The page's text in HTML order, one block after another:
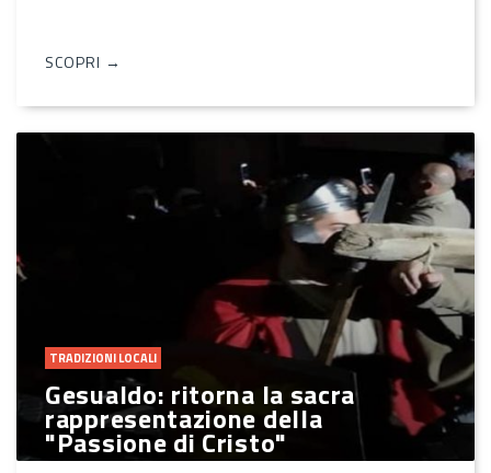
SCOPRI →
TRADIZIONI LOCALI
Gesualdo: ritorna la sacra
rappresentazione della
"Passione di Cristo"